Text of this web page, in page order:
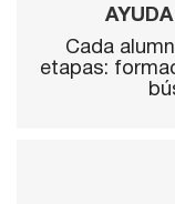
Cada
etapas: